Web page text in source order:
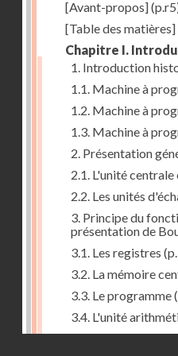
[Avant-propos]
[Table des matières]
Chapitre I.
1. Introduction
1.1. Machine à
1.2. Machine à
1.3. Machine à
2. Présentation
2.1. L'unité
2.2. Les unités
3. Principe du
présentation de
3.1. Les registres
3.2. La mémoire
3.3. Le programme
3.4. L'unité
3.5. L'unité de